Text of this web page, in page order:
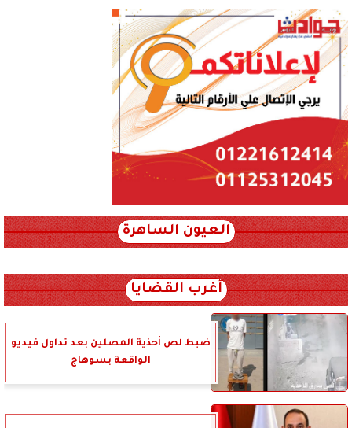
العيون الساهرة
أغرب القضايا
ضبط لص أحذية المصلين بعد تداول فيديو
الواقعة بسوهاج